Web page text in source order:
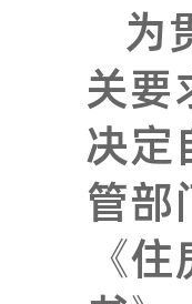
为
关要
决定
管部
《